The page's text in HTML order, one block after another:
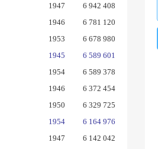
1947
6 942 408
1946
6 781 120
1953
6 678 980
1945
6 589 601
1954
6 589 378
1946
6 372 454
1950
6 329 725
1954
6 164 976
1947
6 142 042